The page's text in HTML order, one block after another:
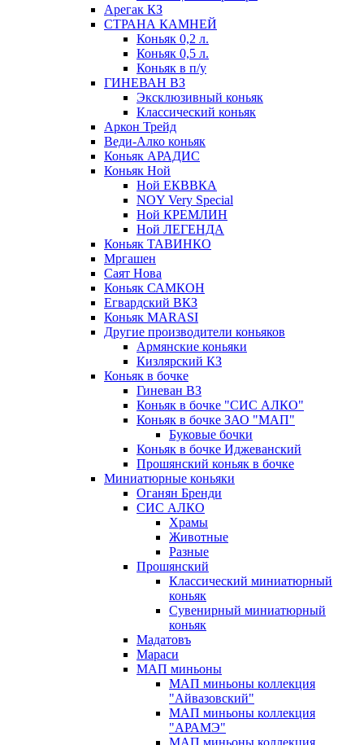
Арегак КЗ
СТРАНА КАМНЕЙ
Коньяк 0,2 л.
Коньяк 0,5 л.
Коньяк в п/у
ГИНЕВАН ВЗ
Эксклюзивный коньяк
Классический коньяк
Аркон Трейд
Веди-Алко коньяк
Коньяк АРАДИС
Коньяк Ной
Ной ЕКВВКА
NOY Very Special
Ной КРЕМЛИН
Ной ЛЕГЕНДА
Коньяк ТАВИНКО
Мргашен
Саят Нова
Коньяк САМКОН
Егвардский ВКЗ
Коньяк MARASI
Другие производители коньяков
Армянские коньяки
Кизлярский КЗ
Коньяк в бочке
Гиневан ВЗ
Коньяк в бочке "СИС АЛКО"
Коньяк в бочке ЗАО "МАП"
Буковые бочки
Коньяк в бочке Иджеванский
Прошянский коньяк в бочке
Миниатюрные коньяки
Оганян Бренди
СИС АЛКО
Храмы
Животные
Разные
Прошянский
Классический миниатюрный
коньяк
Сувенирный миниатюрный
коньяк
Мадатовъ
Мараси
МАП миньоны
МАП миньоны коллекция
"Айвазовский"
МАП миньоны коллекция
"АРАМЭ"
МАП миньоны коллекция